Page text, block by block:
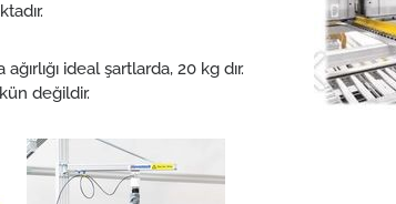
ideal şartlarda, 20 kg dır.
değildir.